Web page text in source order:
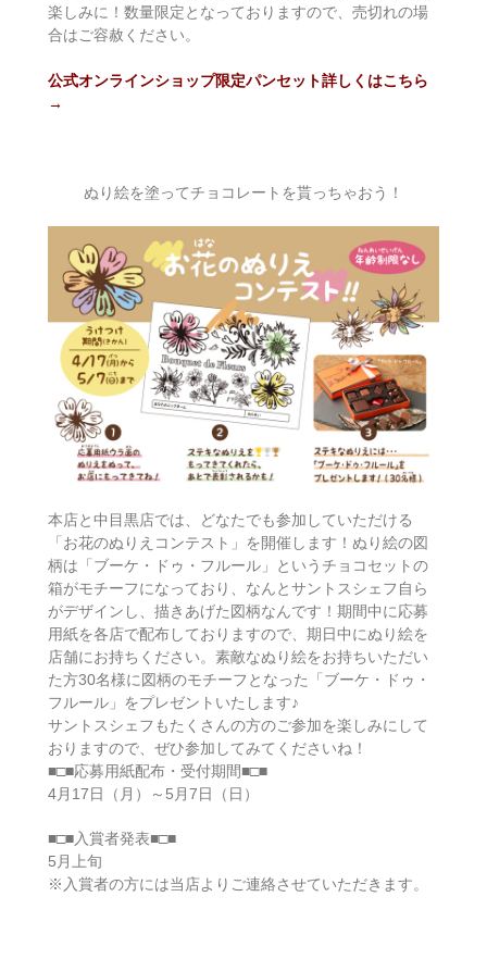
楽しみに！数量限定となっておりますので、売切れの場
合はご容赦ください。
公式オンラインショップ限定パンセット詳しくはこちら
→
ぬり絵を塗ってチョコレートを貰っちゃおう！
本店と中目黒店では、どなたでも参加していただける
「お花のぬりえコンテスト」を開催します！ぬり絵の図
柄は「ブーケ・ドゥ・フルール」というチョコセットの
箱がモチーフになっており、なんとサントスシェフ自ら
がデザインし、描きあげた図柄なんです！期間中に応募
用紙を各店で配布しておりますので、期日中にぬり絵を
店舗にお持ちください。素敵なぬり絵をお持ちいただい
た方30名様に図柄のモチーフとなった「ブーケ・ドゥ・
フルール」をプレゼントいたします♪
サントスシェフもたくさんの方のご参加を楽しみにして
おりますので、ぜひ参加してみてくださいね！
■□■応募用紙配布・受付期間■□■
4月17日（月）～5月7日（日）
■□■入賞者発表■□■
5月上旬
※入賞者の方には当店よりご連絡させていただきます。